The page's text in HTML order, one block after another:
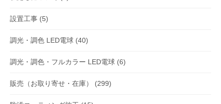
設置工事 (5)
調光・調色 LED電球 (40)
調光・調色・フルカラー LED電球 (6)
販売（お取り寄せ・在庫） (299)